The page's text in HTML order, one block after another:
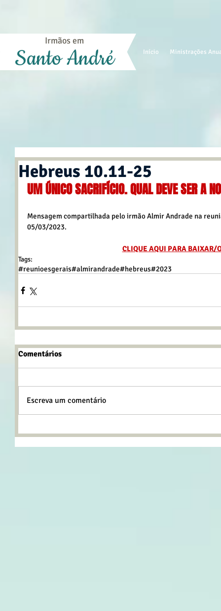
Início Ministrações
Irmãos em
Santo André
Hebreus 10.11-25
UM ÚNICO SACRIFÍCIO. QUAL DEVE SER A
Mensagem compartilhada pelo irmão Almir Andrade na
05/03/2023.
CLIQUE AQUI PARA BAIXAR/
Tags:
#reunioesgerais#almirandrade#hebreus#2023
Comentários
Escreva um comentário